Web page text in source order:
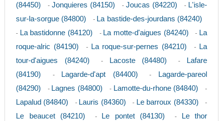
(84450)
- Jonquieres (84150) -Joucas (84220) - L'isle-
sur-la-sorgue (84800)
- La bastide-des-jourdans (84240)
- La bastidonne (84120) - La motte-d'aigues (84240) - La
roque-alric (84190)
- La roque-sur-pernes (84210) - La
tour-d'aigues (84240)
- Lacoste (84480) -
Lafare
(84190)
- Lagarde-d'apt (84400) -
Lagarde-pareol
(84290)
- Lagnes (84800) - Lamotte-du-rhone (84840) -
Lapalud (84840) - Lauris (84360) - Le barroux (84330) -
Le beaucet (84210) - Le pontet (84130) -
Le thor